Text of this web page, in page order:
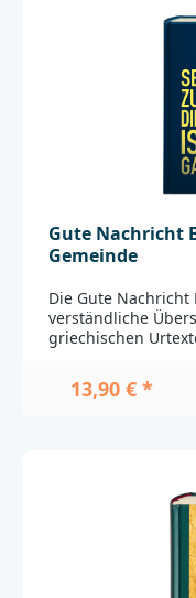
Übersetzung und
jeder SeiteViele
Verständnishilfen:
Ausgabe enthält
Download finden
______Bei Fragen
sich bitte
Gute Nachricht
Gemeinde
Die Gute
verständliche
griechischen
des Alten
helfen Fußnoten
Ausführung für
vollständigen Text
Spätschriften des
preisgünstigen
2018 zweispaltig
13,90 € *